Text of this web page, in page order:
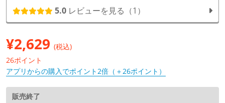
5.0 レビューを見る（1）
¥2,629 (税込)
26ポイント
アプリからの購入でポイント2倍（＋26ポイント）
販売終了